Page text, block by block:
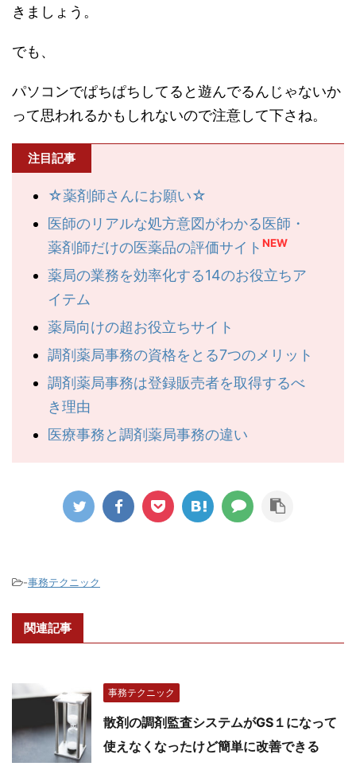
きましょう。
でも、
パソコンでぱちぱちしてると遊んでるんじゃないか
って思われるかもしれないので注意して下さね。
注目記事
☆薬剤師さんにお願い☆
医師のリアルな処方意図がわかる医師・
薬剤師だけの医薬品の評価サイト NEW
薬局の業務を効率化する14のお役立ちア
イテム
薬局向けの超お役立ちサイト
調剤薬局事務の資格をとる7つのメリット
調剤薬局事務は登録販売者を取得するべ
き理由
医療事務と調剤薬局事務の違い
-事務テクニック
関連記事
事務テクニック
散剤の調剤監査システムがGS１になって
使えなくなったけど簡単に改善できる